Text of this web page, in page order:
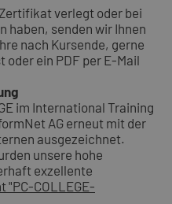
verlegt oder bei
haben, senden wir Ihnen
nach Kursende, gerne
ein PDF per E-Mail
im International Training
AG erneut mit der
ausgezeichnet.
unsere hohe
exzellente
"PC-COLLEGE-